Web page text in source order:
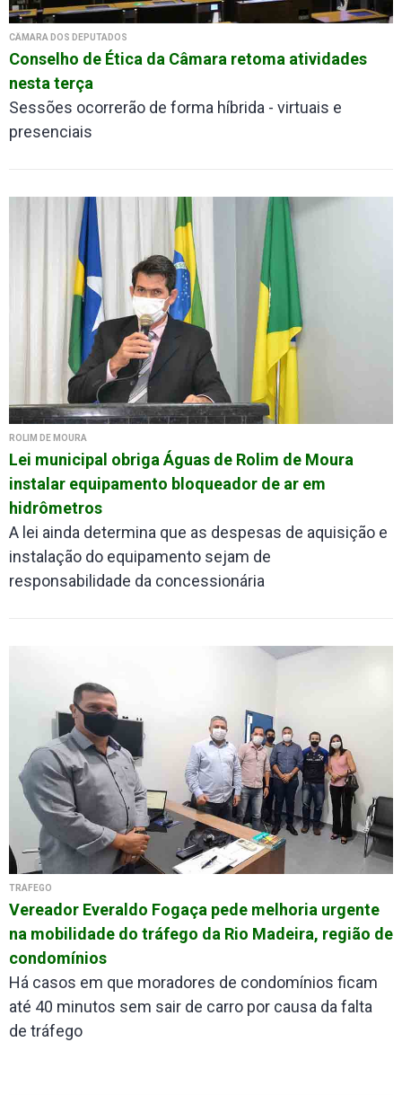
CÂMARA DOS DEPUTADOS
Conselho de Ética da Câmara retoma atividades
nesta terça
Sessões ocorrerão de forma híbrida - virtuais e
presenciais
ROLIM DE MOURA
Lei municipal obriga Águas de Rolim de Moura
instalar equipamento bloqueador de ar em
hidrômetros
A lei ainda determina que as despesas de aquisição e
instalação do equipamento sejam de
responsabilidade da concessionária
TRÁFEGO
Vereador Everaldo Fogaça pede melhoria urgente
na mobilidade do tráfego da Rio Madeira, região de
condomínios
Há casos em que moradores de condomínios ficam
até 40 minutos sem sair de carro por causa da falta
de tráfego